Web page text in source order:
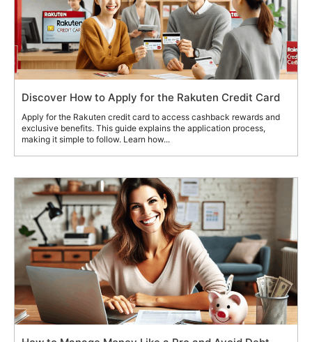
Discover How to Apply for the Rakuten Credit Card
Apply for the Rakuten credit card to access cashback rewards and
exclusive benefits. This guide explains the application process,
making it simple to follow. Learn how...